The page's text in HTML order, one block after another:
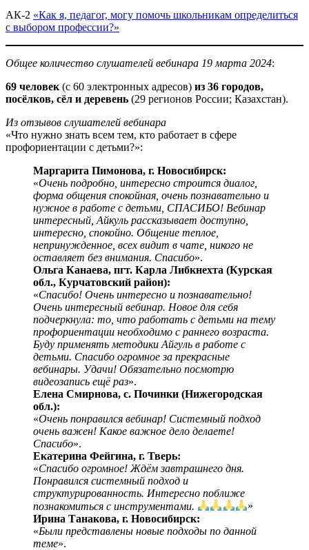
АК-2 «Как я, педагог, могу помочь школьникам определиться
с выбором профессии?»
Общее количество слушателей вебинара 19 марта 2024:
69 человек (с 60 электронных адресов) из 36 городов,
посёлков, сёл и деревень (29 регионов России; Казахстан).
Из отзывов слушателей вебинара
«Что нужно знать всем тем, кто работает в сфере
профориентации с детьми?»:
Маргарита Пимонова, г. Новосибирск:
«Очень подробно, интересно строится диалог,
форма общения спокойная, очень познавательно и
нужное в работе с детьми, СПАСИБО! Вебинар
интересный, Айкуль рассказывает доступно,
интересно, спокойно. Общение теплое,
непринужденное, всех видит в чате, никого не
оставляет без внимания. Спасибо».
Ольга Канаева, пгт. Карла Либкнехта (Курская
обл., Курчатовский район):
«Спасибо! Очень интересно и познавательно!
Очень интересный вебинар. Новое для себя
подчеркнула: то, что работать с детьми на тему
профориентации необходимо с раннего возраста.
Буду применять методики Айгуль в работе с
детьми. Спасибо огромное за прекрасные
вебинары. Удачи! Обязательно посмотрю
видеозапись ещё раз».
Елена Смирнова, с. Починки (Нижегородская
обл.):
«Очень понравился вебинар! Системный подход
очень важен! Какое важное дело делаете!
Спасибо».
Екатерина Фейгина, г. Тверь:
«Спасибо огромное! Ждём завтрашнего дня.
Понравился системный подход и
структурированность. Интересно поближе
познакомиться с инструментами.
»
Ирина Танакова, г. Новосибирск:
«Были представлены новые подходы по данной
теме».